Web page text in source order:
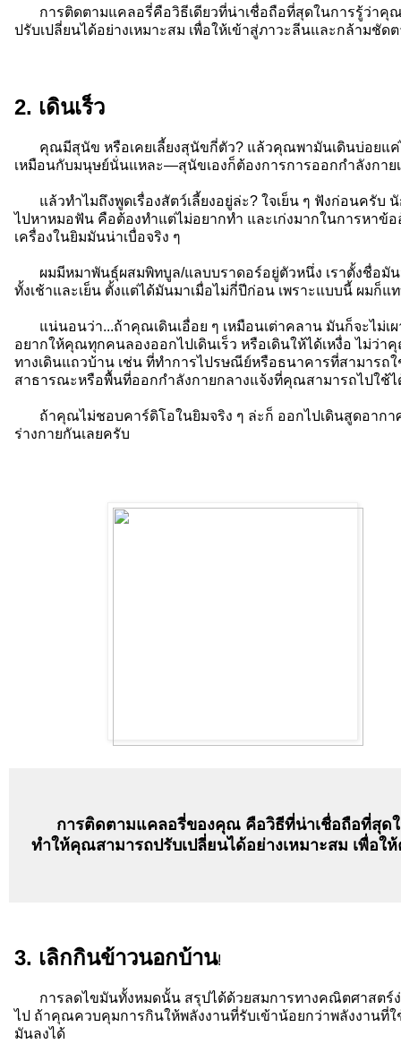
การติดตามแคลอรี่คือวิธีเดียวที่น่าเชื่อถือที่สุดในการรู้ว่าคุ
ปรับเปลี่ยนได้อย่างเหมาะสม เพื่อให้เข้าสู่ภาวะลีนและกล้ามชัด
2. เดินเร็ว
คุณมีสุนัข หรือเคยเลี้ยงสุนัขกี่ตัว? แล้วคุณพามันเดินบ่อยแค่
เหมือนกับมนุษย์นั่นแหละ—สุนัขเองก็ต้องการการออกกำลังกาย
แล้วทำไมถึงพูดเรื่องสัตว์เลี้ยงอยู่ล่ะ? ใจเย็น ๆ ฟังก่อนครับ
ไปหาหมอฟัน คือต้องทำแต่ไม่อยากทำ และเก่งมากในการหาข้
เครื่องในยิมมันน่าเบื่อจริง ๆ
ผมมีหมาพันธุ์ผสมพิทบูล/แลบบราดอร์อยู่ตัวหนึ่ง เราตั้งชื่อมั
ทั้งเช้าและเย็น ตั้งแต่ได้มันมาเมื่อไม่กี่ปีก่อน เพราะแบบนี้ ผมก็แ
แน่นอนว่า...ถ้าคุณเดินเอื่อย ๆ เหมือนเต่าคลาน มันก็จะไม่เผ
อยากให้คุณทุกคนลองออกไปเดินเร็ว หรือเดินให้ได้เหงื่อ ไม่ว่
ทางเดินแถวบ้าน เช่น ที่ทำการไปรษณีย์หรือธนาคารที่สามารถ
สาธารณะหรือพื้นที่ออกกำลังกายกลางแจ้งที่คุณสามารถไปใช้ไ
ถ้าคุณไม่ชอบคาร์ดิโอในยิมจริง ๆ ล่ะก็ ออกไปเดินสูดอากา
ร่างกายกันเลยครับ
การติดตามแคลอรี่ของคุณ คือวิธีที่น่าเชื่อถือที่สุด
ทำให้คุณสามารถปรับเปลี่ยนได้อย่างเหมาะสม เพื่อ
3. เลิกกินข้าวนอกบ้าน!
การลดไขมันทั้งหมดนั้น สรุปได้ด้วยสมการทางคณิตศาสตร์ง่
ไป ถ้าคุณควบคุมการกินให้พลังงานที่รับเข้าน้อยกว่าพลังงานที่
มันลงได้